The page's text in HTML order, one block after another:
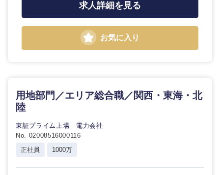
求人詳細を見る
お気に入り
用地部門／エリア総合職／関西・東海・北
陸
東証プライム上場 電力会社
No. 02008516000116
正社員
1000万